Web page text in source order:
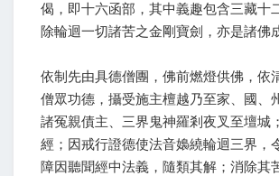
偈，即十六函部，其中義趣包含三藏十
除輪迴一切諸苦之金剛寶劍，亦是諸佛
依制先由具德僧團，佛前燃燈供佛，依
僧眾功德，攝受施主檀越乃至家、國、
諸冤親債主、三界鬼神羅剎夜叉至壇城
經；因戒行證德使法音嬝繞輪迴三界，
障因聽聞經中法義，隨類其解；消除其